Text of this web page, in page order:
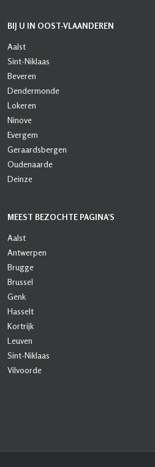
BIJ U IN OOST-VLAANDEREN
Aalst
Sint-Niklaas
Beveren
Dendermonde
Lokeren
Ninove
Evergem
Geraardsbergen
Oudenaarde
Deinze
MEEST BEZOCHTE PAGINA’S
Aalst
Antwerpen
Brugge
Brussel
Genk
Hasselt
Kortrijk
Leuven
Sint-Niklaas
Vilvoorde